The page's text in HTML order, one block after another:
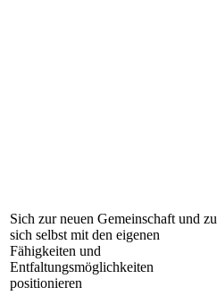
Sich zur neuen Gemeinschaft und zu
sich selbst mit den eigenen
Fähigkeiten und
Entfaltungsmöglichkeiten
positionieren